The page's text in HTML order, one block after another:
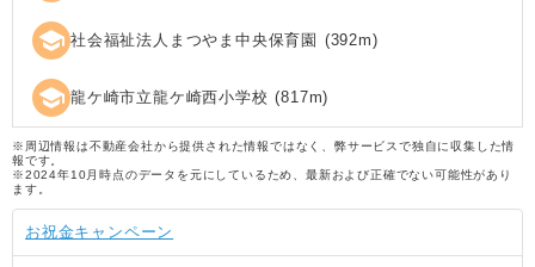
school 社会福祉法人まつやま中央保育園 (392m)
school 龍ケ崎市立龍ケ崎西小学校 (817m)
※周辺情報は不動産会社から提供された情報ではなく、弊サービスで独自に収集した情
報です。
※2024年10月時点のデータを元にしているため、最新および正確でない可能性があり
ます。
お祝金キャンペーン